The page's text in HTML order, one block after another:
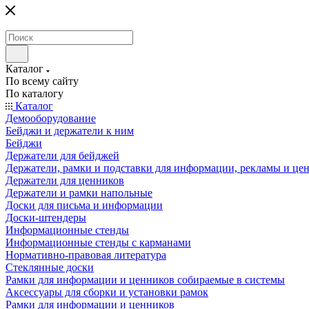
Каталог
По всему сайту
По каталогу
Каталог
Демооборудование
Бейджи и держатели к ним
Бейджи
Держатели для бейджей
Держатели, рамки и подставки для информации, рекламы и
Держатели для ценников
Держатели и рамки напольные
Доски для письма и информации
Доски-штендеры
Информационные стенды
Информационные стенды с карманами
Нормативно-правовая литература
Стеклянные доски
Рамки для информации и ценников собираемые в системы
Аксессуары для сборки и установки рамок
Рамки для информации и ценников